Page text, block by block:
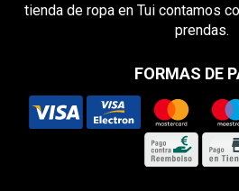
tienda de ropa en Tui contamos
prendas.
FORMAS DE